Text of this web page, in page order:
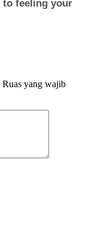
Ruas yang wajib